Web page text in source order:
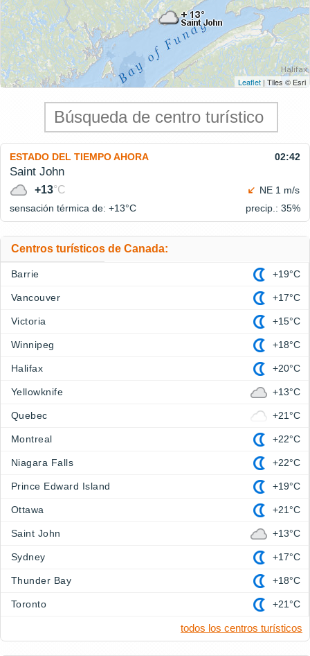
Leaflet | Tiles © Esri
ESTADO DEL TIEMPO AHORA 02:42
Saint John
+13°C
NE 1 m/s
sensación térmica de: +13°C precip.: 35%
Centros turísticos de Canada:
Barrie +19°C
Vancouver +17°C
Victoria +15°C
Winnipeg +18°C
Halifax +20°C
Yellowknife +13°C
Quebec +21°C
Montreal +22°C
Niagara Falls +22°C
Prince Edward Island +19°C
Ottawa +21°C
Saint John +13°C
Sydney +17°C
Thunder Bay +18°C
Toronto +21°C
todos los centros turísticos